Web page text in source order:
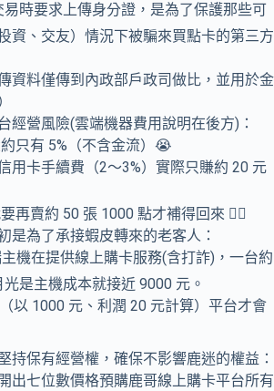
時要求上傳身分證，是為了保護那些可
資、交友）情況下被騙來買點卡的第三方
資料僅傳到內政部戶政司做比，並用於金
經營風險(雲端機器費用說明在後方)：
只有 5%（不含金流）😭
用卡手續費（2～3%）實際只賺約 20 元
再賣約 50 張 1000 點才補得回來 😵‍💫
是為了承接蝦皮轉來的老客人：
機在提供線上購卡服務(含打詐)，一台約
是主機成本就接近 9000 元。
以 1000 元、利潤 20 元計算）平台才會
持保有經營權，確保不影響鹿迷的權益：
出七位數價格預購鹿哥線上購卡平台所有